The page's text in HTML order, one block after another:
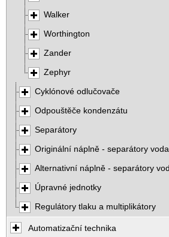
Walker
Worthington
Zander
Zephyr
Cyklónové odlučovače
Odpouštěče kondenzátu
Separátory
Originální náplně - separátory
Alternativní náplně - separátory
Úpravné jednotky
Regulátory tlaku a multiplikátory
Automatizační technika